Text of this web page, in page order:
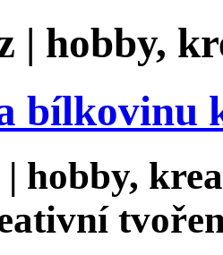
| hobby,
bílkovinu
hobby,